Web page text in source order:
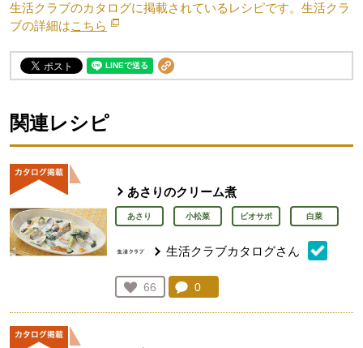
生活クラブのカタログに掲載されているレシピです。生活クラ
ブの詳細はこちら 別のウィンドウで開きます。
関連レシピ
あさりのクリーム煮
あさり 小松菜 ビオサポ 白菜
生活クラブカタログさん
お気に入り登録：
66
人が登録
コメント：
0